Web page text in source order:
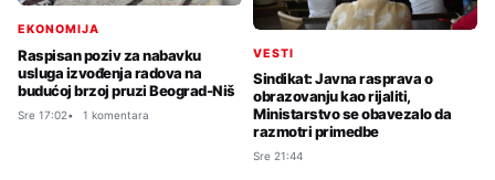
EKONOMIJA
Raspisan poziv za nabavku
usluga izvođenja radova na
budućoj brzoj pruzi Beograd-Niš
Sre 17:02 1 komentara
VESTI
Sindikat: Javna rasprava o
obrazovanju kao rijaliti,
Ministarstvo se obavezalo da
razmotri primedbe
Sre 21:44